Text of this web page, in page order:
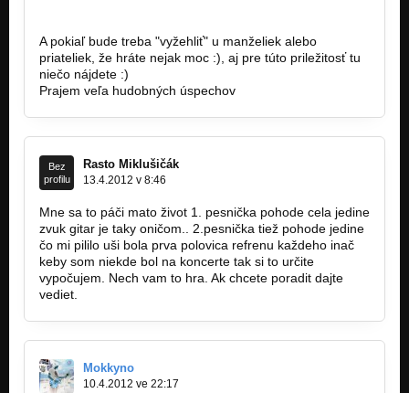
A pokiaľ bude treba "vyžehliť" u manželiek alebo
priateliek, že hráte nejak moc :), aj pre túto priležitosť tu
niečo nájdete :)
Prajem veľa hudobných úspechov
Bez
profilu
Rasto Miklušičák
13.4.2012 v 8:46
Mne sa to páči mato život 1. pesnička pohode cela jedine
zvuk gitar je taky oničom.. 2.pesnička tiež pohode jedine
čo mi pililo uši bola prva polovica refrenu každeho inač
keby som niekde bol na koncerte tak si to určite
vypočujem. Nech vam to hra. Ak chcete poradit dajte
vediet.
Mokkyno
10.4.2012 ve 22:17